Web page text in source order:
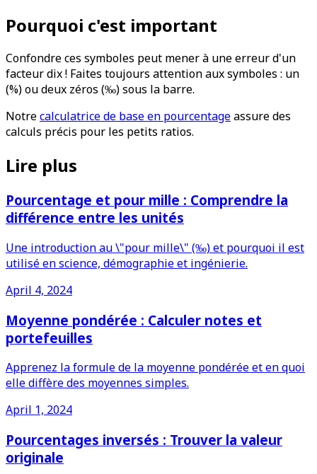
Pourquoi c'est important
Confondre ces symboles peut mener à une erreur d'un
facteur dix ! Faites toujours attention aux symboles : un
(%) ou deux zéros (‰) sous la barre.
Notrecalculatrice de base en pourcentageassure des
calculs précis pour les petits ratios.
Lire plus
Pourcentage et pour mille : Comprendre la
différence entre les unités
Une introduction au \"pour mille\" (‰) et pourquoi il est
utilisé en science, démographie et ingénierie.
April 4, 2024
Moyenne pondérée : Calculer notes et
portefeuilles
Apprenez la formule de la moyenne pondérée et en quoi
elle diffère des moyennes simples.
April 1, 2024
Pourcentages inversés : Trouver la valeur
originale